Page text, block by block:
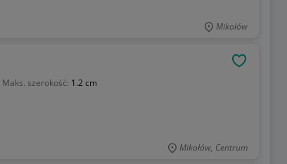
Mikołów
Maks. szerokość: 1.2 cm
Mikołów, Centrum